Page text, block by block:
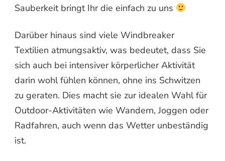
Sauberkeit bringt Ihr die einfach zu uns
Darüber hinaus sind viele Windbreaker
Textilien atmungsaktiv, was bedeutet, dass Sie
sich auch bei intensiver körperlicher Aktivität
darin wohl fühlen können, ohne ins Schwitzen
zu geraten. Dies macht sie zur idealen Wahl für
Outdoor-Aktivitäten wie Wandern, Joggen oder
Radfahren, auch wenn das Wetter unbeständig
ist.